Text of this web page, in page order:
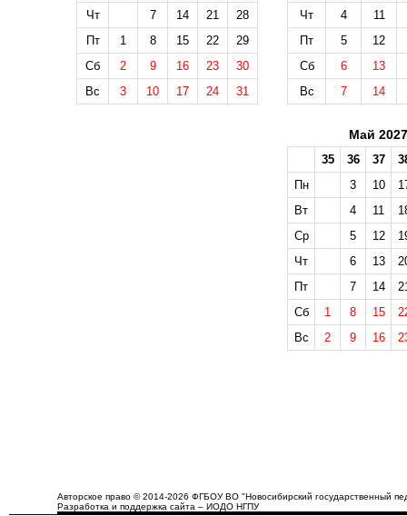
Чт
7 14 21
28
Пт
1 8 15 22
29
Сб
2 9 16 23
30
Вс
3 10 17 24 31
Чт
4
11
Пт
5
12
Сб
6
13
Вс
7 14
Май 2027
35 36 37
Пн
3 10
Вт
4 11
Ср
5 12
Чт
6 13
Пт
7 14
Сб
1 8 15
Вс
2 9 16
Авторское право © 2014-2026 ФГБОУ ВО "Новосибирский государственный
Разработка и поддержка сайта – ИОДО НГПУ